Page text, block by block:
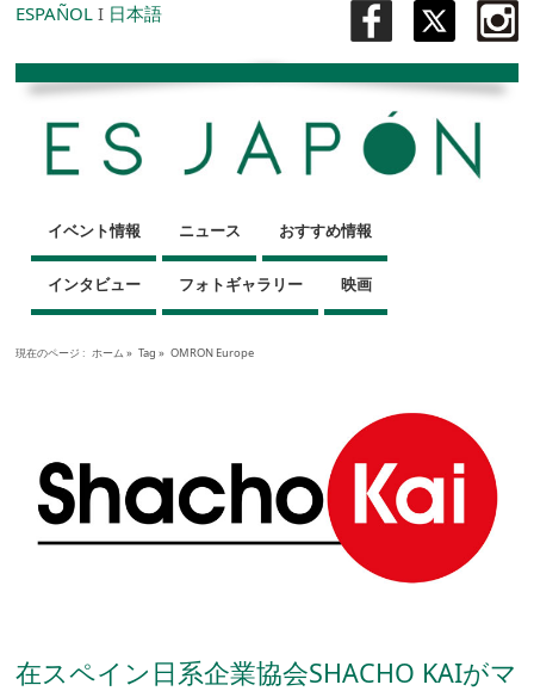
ESPAÑOL I 日本語
イベント情報 ニュース おすすめ情報
インタビュー フォトギャラリー 映画
現在のページ : ホーム » Tag » OMRON Europe
在スペイン日系企業協会SHACHO KAIがマ